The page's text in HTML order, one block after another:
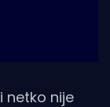
netko nije